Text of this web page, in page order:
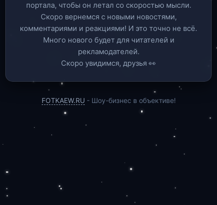
портала, чтобы он летал со скоростью мысли.
Скоро вернемся c новыми новостями,
комментариями и реакциями! И это точно не всё.
Много нового будет для читателей и
рекламодателей.
Скоро увидимся, друзья 👀
FOTKAEW.RU - Шоу-бизнес в объективе!